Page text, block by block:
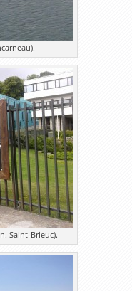
Saint-Brieuc).